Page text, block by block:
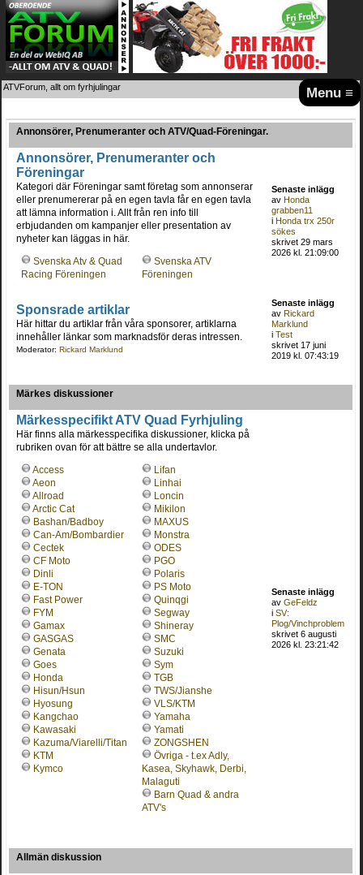
Menu ≡
ATVForum, allt om fyrhjulingar
Annonsörer, Prenumeranter och ATV/Quad-Föreningar.
Annonsörer, Prenumeranter och
Föreningar
Kategori där Föreningar samt företag som annonserar
eller prenumererar på en egen tavla får en egen tavla
att lämna information i. Allt från ren info till
erbjudanden om kampanjer eller presentation av
nyheter kan läggas in här.
Svenska Atv & Quad
Racing Föreningen
Svenska ATV
Föreningen
Senaste inlägg
avHonda
grabben11
iHonda trx 250r
sökes
skrivet 29 mars
2026 kl. 21:09:00
Sponsrade artiklar
Här hittar du artiklar från våra sponsorer, artiklarna
innehåller länkar som marknadsför deras intressen.
Moderator: Rickard Marklund
Senaste inlägg
avRickard
Marklund
iTest
skrivet 17 juni
2019 kl. 07:43:19
Märkes diskussioner
Märkesspecifikt ATV Quad Fyrhjuling
Här finns alla märkesspecifika diskussioner, klicka på
rubriken ovan för att bättre se alla undertavlor.
Access
Aeon
Allroad
Arctic Cat
Bashan/Badboy
Can-Am/Bombardier
Cectek
CF Moto
Dinli
E-TON
Fast Power
FYM
Gamax
GASGAS
Genata
Goes
Honda
Hisun/Hsun
Hyosung
Kangchao
Kawasaki
Kazuma/Viarelli/Titan
KTM
Kymco
Lifan
Linhai
Loncin
Mikilon
MAXUS
Monstra
ODES
PGO
Polaris
PS Moto
Quinqgi
Segway
Shineray
SMC
Suzuki
Sym
TGB
TWS/Jianshe
VLS/KTM
Yamaha
Yamati
ZONGSHEN
Övriga - t.ex Adly,
Kasea, Skyhawk, Derbi,
Malaguti
Barn Quad & andra
ATV's
Senaste inlägg
avGeFeldz
iSV:
Plog/Vinchproblem
skrivet 6 augusti
2026 kl. 23:21:42
Allmän diskussion